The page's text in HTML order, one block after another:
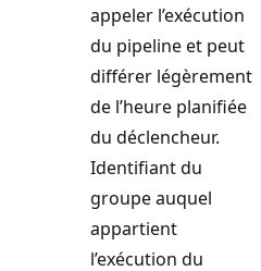
appeler l’exécution
du pipeline et peut
différer légèrement
de l’heure planifiée
du déclencheur.
Identifiant du
groupe auquel
appartient
l’exécution du